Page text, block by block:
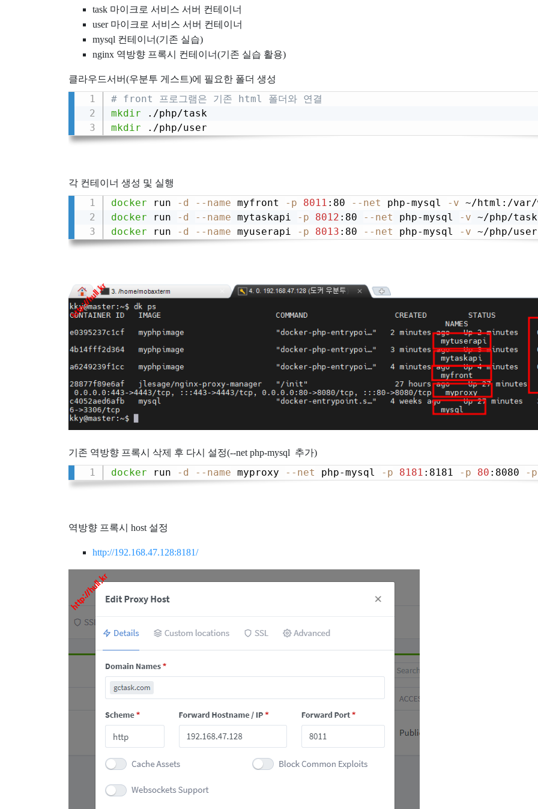
task 마이크로 서비스 서버 컨테이너
user 마이크로 서비스 서버 컨테이너
mysql 컨테이너(기존 실습)
nginx 역방향 프록시 컨테이너(기존 실습 활용)
클라우드서버(우분투 게스트)에 필요한 폴더 생성
# front 프로그램은 기존 html 폴더와 연결
mkdir
mkdir ./php/user
각 컨테이너 생성 및 실행
docker run -d --name myfront -p 8011 :80 --net php-mysql
-v
docker run -d --name mytaskapi -p 8012 :80 --net php-mysql
-v
docker run -d --name myuserapi -p 8013 :80 --net php-mysql -v ~/php/
기존 역방향 프록시 삭제 후 다시 설정(--net php-mysql 추가)
docker run -d --name myproxy --net php-mysql -p 8181 :8181 -p 80 :8080 -p
역방향 프록시 host 설정
http://192.168.47.128:8181/